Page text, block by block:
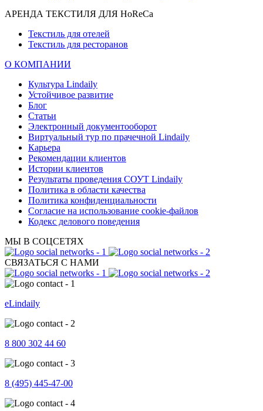
АРЕНДА ТЕКСТИЛЯ ДЛЯ HoReCa
Текстиль для отелей
Текстиль для ресторанов
О КОМПАНИИ
Культура Lindaily
Устойчивое развитие
Блог
Статьи
Электронный документооборот
Виртуальный тур по прачечной Lindaily
Карьера
Рекомендации клиентов
Истории клиентов
Результаты проведения СОУТ Lindaily
Политика в области качества
Политика конфиденциальности
Согласие на использование cookie-файлов
Кодекс делового поведения
МЫ В СОЦСЕТЯХ
СВЯЗАТЬСЯ С НАМИ
eLindaily
8 800 302 44 60
8 (495) 445-47-00